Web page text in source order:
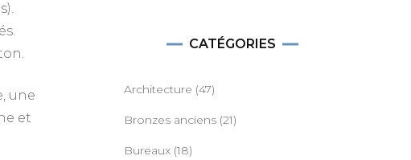
une
et
CATÉGORIES
Architecture (47)
Bronzes anciens (21)
Bureaux (18)